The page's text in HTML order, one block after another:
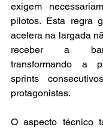
exigem
pilotos. Esta regra
acelera na largada
receber a
transformando a
sprints
protagonistas.
O aspecto técnico